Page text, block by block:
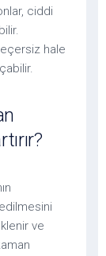
ciddi
hale
ve